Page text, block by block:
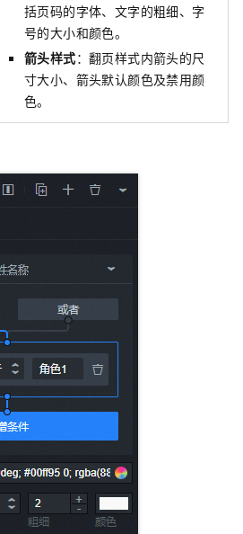
括页码的字体、文字的粗细、字
号的大小和颜色。
箭头样式：翻页样式内箭头的尺
寸大小、箭头默认颜色及禁用颜
色。